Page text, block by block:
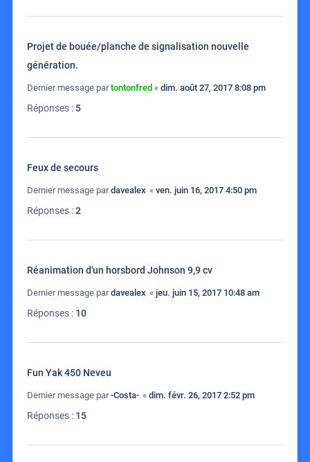
Projet de bouée/planche de signalisation nouvelle
génération.
Dernier message partontonfred « dim. août 27, 2017 8:08 pm
Réponses :5
Feux de secours
Dernier message pardavealex « ven. juin 16, 2017 4:50 pm
Réponses :2
Réanimation d'un horsbord Johnson 9,9 cv
Dernier message pardavealex « jeu. juin 15, 2017 10:48 am
Réponses : 10
Fun Yak 450 Neveu
Dernier message par-Costa- « dim. févr. 26, 2017 2:52 pm
Réponses : 15